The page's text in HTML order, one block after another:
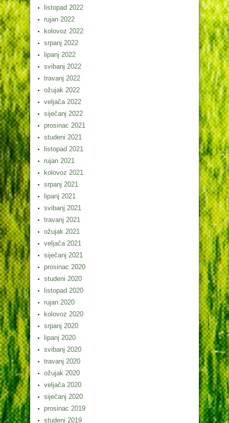
listopad 2022
rujan 2022
kolovoz 2022
srpanj 2022
lipanj 2022
svibanj 2022
travanj 2022
ožujak 2022
veljača 2022
siječanj 2022
prosinac 2021
studeni 2021
listopad 2021
rujan 2021
kolovoz 2021
srpanj 2021
lipanj 2021
svibanj 2021
travanj 2021
ožujak 2021
veljača 2021
siječanj 2021
prosinac 2020
studeni 2020
listopad 2020
rujan 2020
kolovoz 2020
srpanj 2020
lipanj 2020
svibanj 2020
travanj 2020
ožujak 2020
veljača 2020
siječanj 2020
prosinac 2019
studeni 2019